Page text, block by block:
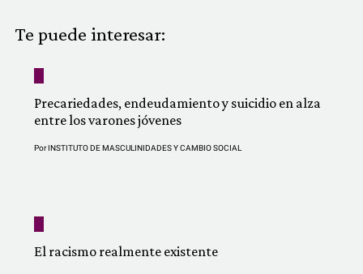
QUIÉNES SOMOS
Te puede interesar:
Precariedades, endeudamiento y suicidio en alza
entre los varones jóvenes
PorINSTITUTO DE MASCULINIDADES Y CAMBIO SOCIAL
El racismo realmente existente